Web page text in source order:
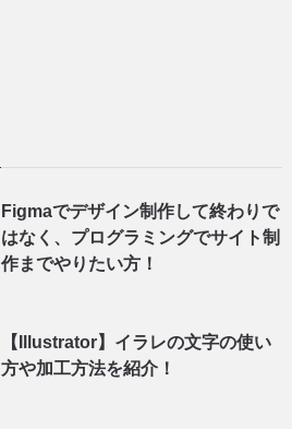
Figmaでデザイン制作して終わりで
はなく、プログラミングでサイト制
作までやりたい方！
【Illustrator】イラレの文字の使い
方や加工方法を紹介！